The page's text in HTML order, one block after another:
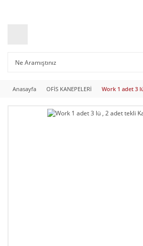
Anasayfa OFİS KANEPELERİ Work 1 adet 3